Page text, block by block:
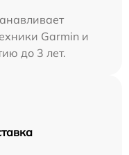
Garmin и
до 3 лет.